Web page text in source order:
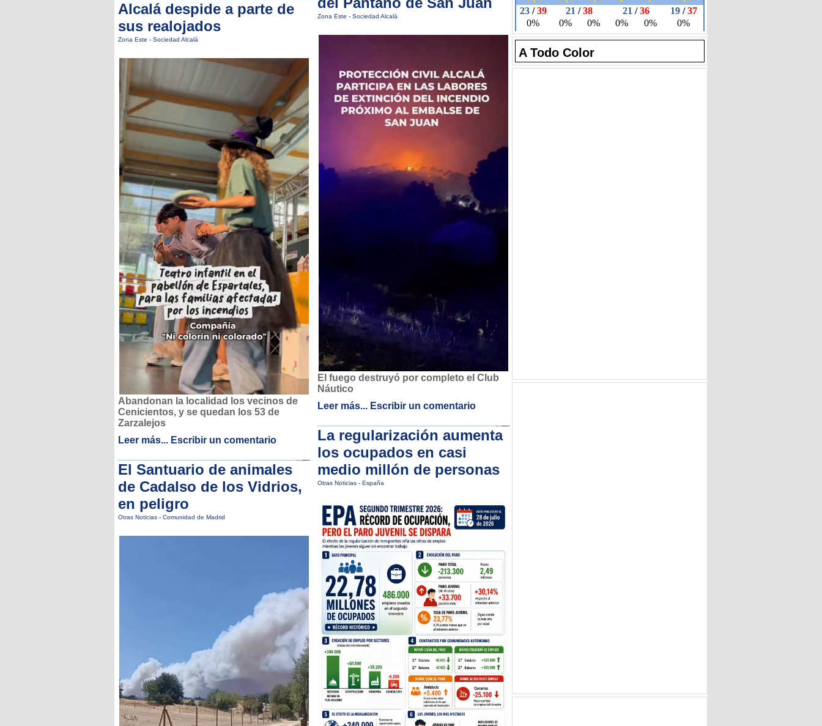
Alcalá despide a parte de
sus realojados
Zona Este - Sociedad Alcalá
Abandonan la localidad los vecinos de
Cenicientos, y se quedan los 53 de
Zarzalejos
Leer más... Escribir un comentario
El Santuario de animales
de Cadalso de los Vidrios,
en peligro
Otras Noticias - Comunidad de Madrid
Zona Este - Sociedad Alcalá
El fuego destruyó por completo el Club
Náutico
Leer más... Escribir un comentario
La regularización aumenta
los ocupados en casi
medio millón de personas
Otras Noticias - España
A Todo Color